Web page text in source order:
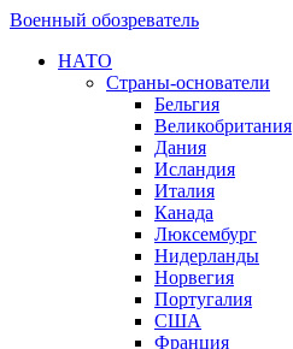
Военный обозреватель
НАТО
Страны-основатели
Бельгия
Великобритания
Дания
Исландия
Италия
Канада
Люксембург
Нидерланды
Норвегия
Португалия
США
Франция